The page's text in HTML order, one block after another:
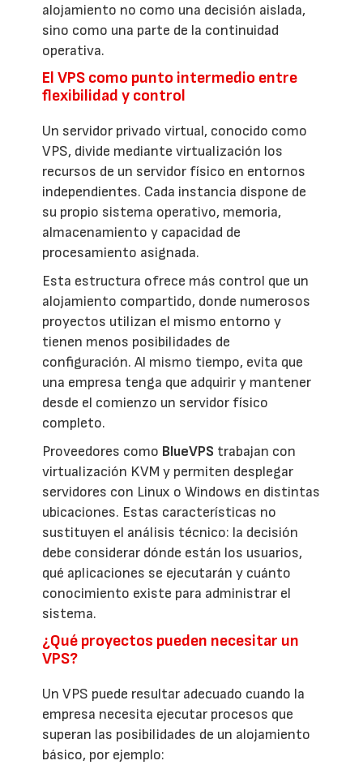
alojamiento no como una decisión aislada,
sino como una parte de la continuidad
operativa.
El VPS como punto intermedio entre
flexibilidad y control
Un servidor privado virtual, conocido como
VPS, divide mediante virtualización los
recursos de un servidor físico en entornos
independientes. Cada instancia dispone de
su propio sistema operativo, memoria,
almacenamiento y capacidad de
procesamiento asignada.
Esta estructura ofrece más control que un
alojamiento compartido, donde numerosos
proyectos utilizan el mismo entorno y
tienen menos posibilidades de
configuración. Al mismo tiempo, evita que
una empresa tenga que adquirir y mantener
desde el comienzo un servidor físico
completo.
Proveedores como BlueVPS trabajan con
virtualización KVM y permiten desplegar
servidores con Linux o Windows en distintas
ubicaciones. Estas características no
sustituyen el análisis técnico: la decisión
debe considerar dónde están los usuarios,
qué aplicaciones se ejecutarán y cuánto
conocimiento existe para administrar el
sistema.
¿Qué proyectos pueden necesitar un
VPS?
Un VPS puede resultar adecuado cuando la
empresa necesita ejecutar procesos que
superan las posibilidades de un alojamiento
básico, por ejemplo: